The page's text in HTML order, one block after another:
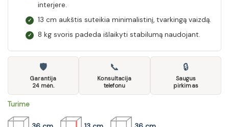
interjere.
✓ 13 cm aukštis suteikia minimalistinį, tvarkingą vaizdą.
✓ 8 kg svoris padeda išlaikyti stabilumą naudojant.
🛡
Garantija
24 mėn.
📞
Konsultacija
telefonu
🔒
Saugus
pirkimas
Turime